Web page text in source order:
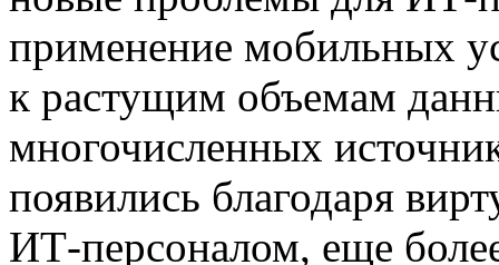
применение мобильных
к растущим объемам
многочисленных
появились благодаря
ИТ-персоналом, еще